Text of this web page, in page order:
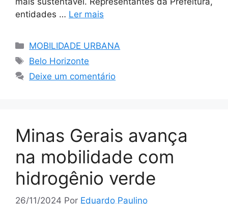
entidades … Ler mais
Categorias
MOBILIDADE URBANA
Tags
Belo Horizonte
Deixe um comentário
Minas Gerais avança
na mobilidade com
hidrogênio verde
26/11/2024 Por Eduardo Paulino